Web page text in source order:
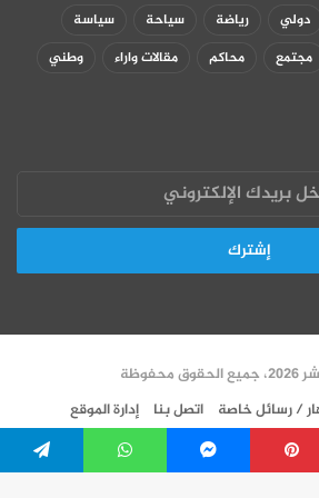
دولي رياضة سياحة
سياسة
مجتمع محاكم مقالات واراء وطني
/ رسائل خاصة اتصل بنا
إدارة الموقع
الخصوصية
VERSION FR
ماسنجر واتساب تيلقرام